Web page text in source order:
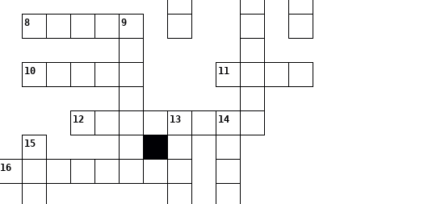
8 9
10 11
12 13 14
15
16